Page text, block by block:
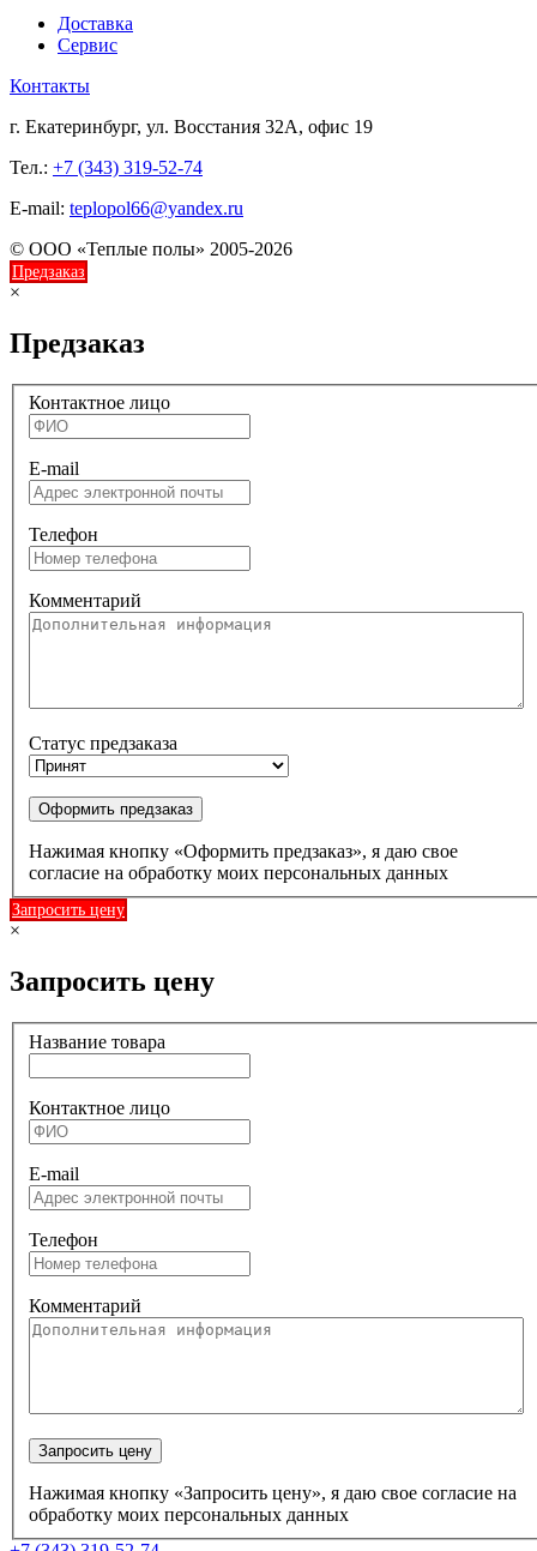
Доставка
Сервис
Контакты
г. Екатеринбург, ул. Восстания 32А, офис 19
Тел.: +7 (343) 319-52-74
E-mail: teplopol66@yandex.ru
© ООО «Теплые полы» 2005-2026
Предзаказ
×
Предзаказ
Контактное лицо
E-mail
Телефон
Комментарий
Статус предзаказа
Оформить предзаказ
Нажимая кнопку «Оформить предзаказ», я даю свое
согласие на обработку моих персональных данных
Запросить цену
×
Запросить цену
Название товара
Контактное лицо
E-mail
Телефон
Комментарий
Запросить цену
Нажимая кнопку «Запросить цену», я даю свое согласие на
обработку моих персональных данных